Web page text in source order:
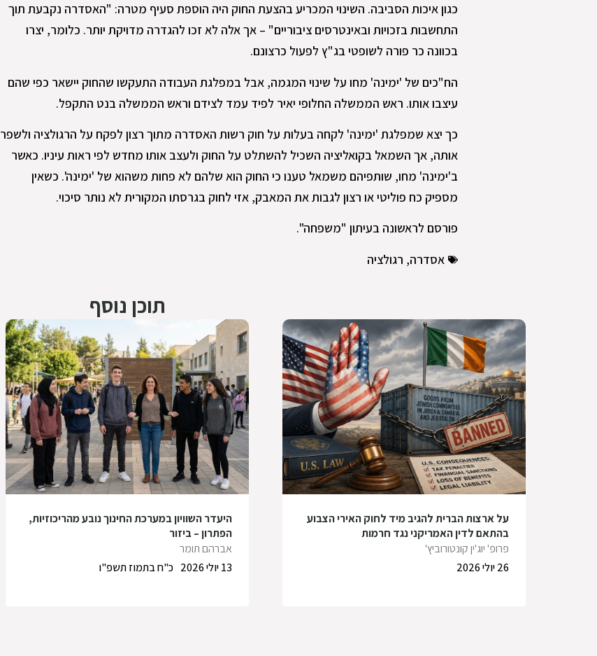
כגון איכות הסביבה. השינוי המכריע בהצעת החוק היה הוספת סעיף מטרה: "האסדרה נקבעת תוך
התחשבות בזכויות ובאינטרסים ציבוריים" – אך אלה לא זכו להגדרה מדויקת יותר. כלומר, יצרו
בכוונה כר פורה לשופטי בג"ץ לפעול כרצונם.
הח"כים של 'ימינה' מחו על שינוי המגמה, אבל במפלגת העבודה התעקשו שהחוק יישאר כפי שהם
עיצבו אותו. ראש הממשלה החלופי יאיר לפיד עמד לצידם וראש הממשלה בנט התקפל.
כך יצא שמפלגת 'ימינה' לקחה בעלות על חוק רשות האסדרה מתוך רצון לפקח על הרגולציה ולשפר
אותה, אך השמאל בקואליציה השכיל להשתלט על החוק ולעצב אותו מחדש לפי ראות עיניו. כאשר
ב'ימינה' מחו, שותפיהם משמאל טענו כי החוק הוא שלהם לא פחות משהוא של 'ימינה'. כשאין
מספיק כח פוליטי או רצון לגבות את המאבק, אזי לחוק בגרסתו המקורית לא נותר סיכוי.
פורסם לראשונה בעיתון "משפחה".
אסדרה, רגולציה
תוכן נוסף
על ארצות הברית להגיב מיד לחוק האירי הצבוע
בהתאם לדין האמריקני נגד חרמות
פרופ' יוג'ין קונטורוביץ'
26 יולי 2026
היעדר השוויון במערכת החינוך נובע מהריכוזיות,
הפתרון – ביזור
אברהם תומר
כ"ח בתמוז תשפ"ו
13 יולי 2026